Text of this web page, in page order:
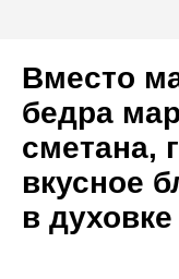
Вместо
бедра
сметана,
вкусное
в духовке